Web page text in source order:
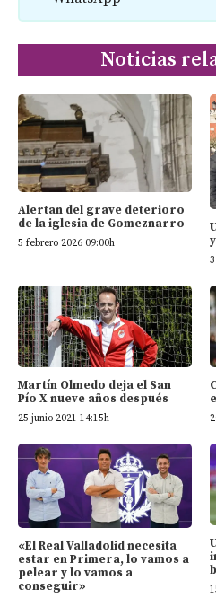
Noticias
Alertan del grave deterioro
de la iglesia de Gomeznarro
5 febrero 2026 09:00h
Martín Olmedo deja el San
Pío X nueve años después
25 junio 2021 14:15h
«El Real Valladolid necesita
estar en Primera, lo vamos a
pelear y lo vamos a
conseguir»